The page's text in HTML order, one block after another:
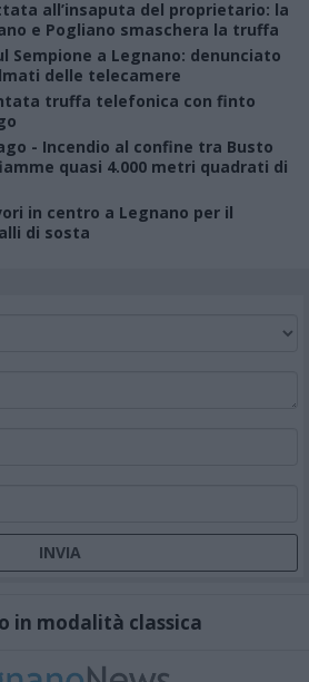
all’insaputa del proprietario: la
e Pogliano smaschera la truffa
Sempione a Legnano: denunciato
delle telecamere
truffa telefonica con finto
- Incendio al confine tra Busto
quasi 4.000 metri quadrati di
in centro a Legnano per il
di sosta
in modalità classica